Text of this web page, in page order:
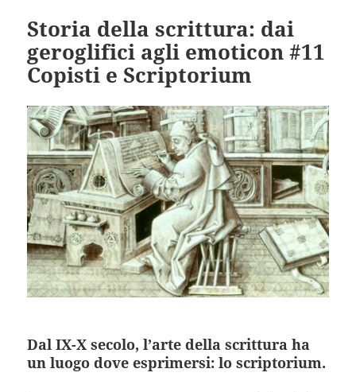
Storia della scrittura: dai
geroglifici agli emoticon #11
Copisti e Scriptorium
Dal IX-X secolo, l’arte della scrittura ha
un luogo dove esprimersi: lo scriptorium.